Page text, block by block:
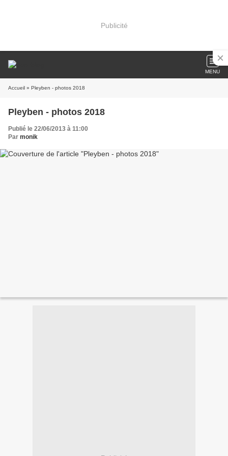
Publicité
MENU
Accueil » Pleyben - photos 2018
Pleyben - photos 2018
Publié le 22/06/2013 à 11:00
Par monik